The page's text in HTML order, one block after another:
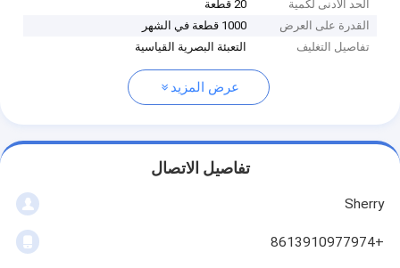
الحد الأدنى لكمية
20 قطعة
القدرة على العرض
1000 قطعة في الشهر
تفاصيل التغليف
التعبئة البصرية القياسية
عرض المزيد
تفاصيل الاتصال
Sherry
+8613910977974